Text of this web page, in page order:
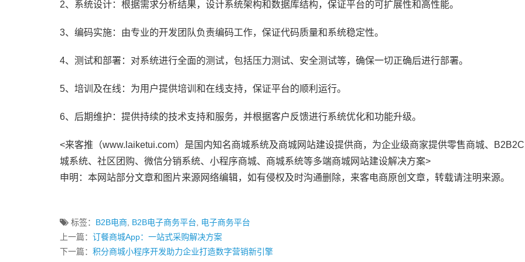
2、系统设计：根据需求分析结果，设计系统架构和数据库结构，保证平台的可扩展性和高性能。
3、编码实施：由专业的开发团队负责编码工作，保证代码质量和系统稳定性。
4、测试和部署：对系统进行全面的测试，包括压力测试、安全测试等，确保一切正确后进行部署。
5、培训及在线：为用户提供培训和在线支持，保证平台的顺利运行。
6、后期维护：提供持续的技术支持和服务，并根据客户反馈进行系统优化和功能升级。
<来客推（www.laiketui.com）是国内知名商城系统及商城网站建设提供商，为企业级商家提供零售商城、
城系统、社区团购、微信分销系统、小程序商城、商城系统等多端商城网站建设解决方案>
申明：本网站部分文章和图片来源网络编辑，如有侵权及时沟通删除，来客电商原创文章，转载请注明来源。
标签： B2B电商 B2B电子商务平台
电子商务平台
上一篇： 订餐商城App：一站式采购解决方案
下一篇： 积分商城小程序开发助力企业打造数字营销新引擎